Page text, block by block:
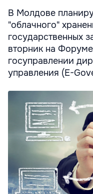
В Молдове
"облачного"
государственных
вторник на
госуправлении
управления (E-